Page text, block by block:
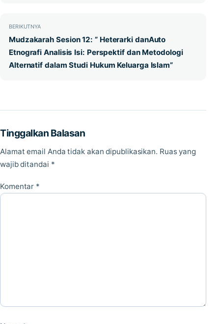
BERIKUTNYA
Mudzakarah Sesion 12: ” Heterarki danAuto
Etnografi Analisis Isi: Perspektif dan Metodologi
Alternatif dalam Studi Hukum Keluarga Islam”
Tinggalkan Balasan
Alamat email Anda tidak akan dipublikasikan. Ruas yang
wajib ditandai *
Komentar *